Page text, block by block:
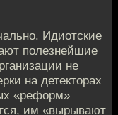
Идиотские
полезнейшие
не
на детекторах
«реформ»
им «вырывают